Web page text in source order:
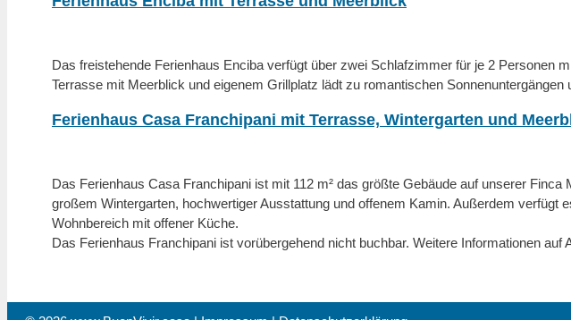
Das freistehende Ferienhaus Enciba verfügt über zwei Schlafzimmer für je 2 Personen
Terrasse mit Meerblick und eigenem Grillplatz lädt zu romantischen Sonnenuntergängen
Ferienhaus Casa Franchipani mit Terrasse, Wintergarten und
Das Ferienhaus Casa Franchipani ist mit 112 m² das größte Gebäude auf unserer
großem Wintergarten, hochwertiger Ausstattung und offenem Kamin. Außerdem
Wohnbereich mit offener Küche.
Das Ferienhaus Franchipani ist vorübergehend nicht buchbar. Weitere Informationen auf